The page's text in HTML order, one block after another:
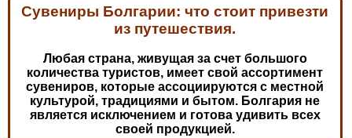
Сувениры Болгарии: что стоит привезти
из путешествия.
Любая страна, живущая за счет большого
количества туристов, имеет свой ассортимент
сувениров, которые ассоциируются с местной
культурой, традициями и бытом. Болгария не
является исключением и готова удивить всех
своей продукцией.